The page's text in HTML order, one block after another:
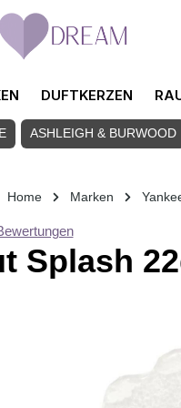
DUFTKERZEN
ASHLEIGH & BURWOOD
Home Marken
von 4.36 von 5
Splash